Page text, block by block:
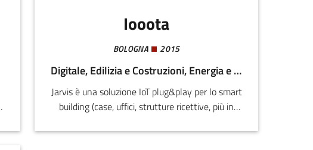
Iooota
BOLOGNA 2015
Digitale, Edilizia e Costruzioni, Energia e Sostenibilità
Jarvis è una soluzione IoT plug&play per lo smart
building (case, uffici, strutture ricettive, più in
comfort, sicurezza ed automazione con un solo